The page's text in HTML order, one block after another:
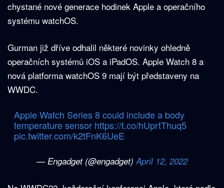
chystané nové generace hodinek Apple a operačního
systému watchOS.
Gurman již dříve odhalil některé novinky ohledně
operačních systémů iOS a iPadOS. Apple Watch 8 a
nová platforma watchOS 9 mají být představeny na
WWDC.
Apple Watch Series 8 could include a body
temperature sensor https://t.co/hUprtThuq5
pic.twitter.com/k2tFnK6UeE
— Engadget (@engadget)April 12, 2022